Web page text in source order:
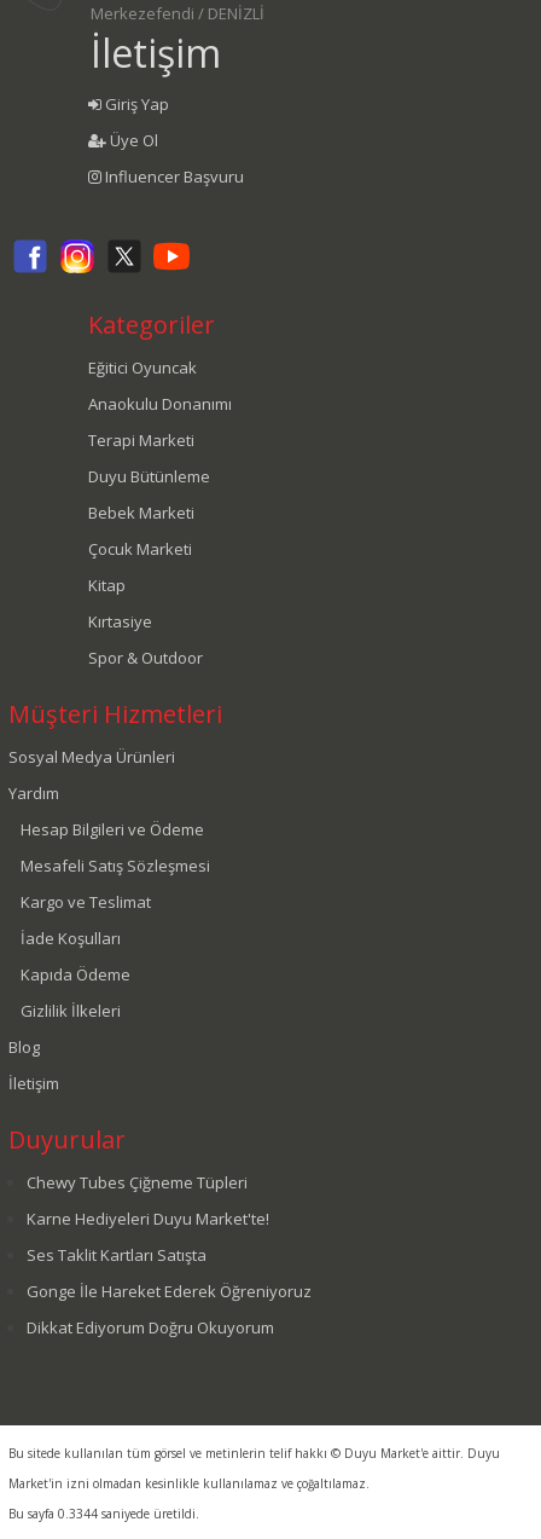
Merkezefendi / DENİZLİ
İletişim
Giriş Yap
Üye Ol
Influencer Başvuru
Kategoriler
Eğitici Oyuncak
Anaokulu Donanımı
Terapi Marketi
Duyu Bütünleme
Bebek Marketi
Çocuk Marketi
Kitap
Kırtasiye
Spor & Outdoor
Müşteri Hizmetleri
Sosyal Medya Ürünleri
Yardım
Hesap Bilgileri ve Ödeme
Mesafeli Satış Sözleşmesi
Kargo ve Teslimat
İade Koşulları
Kapıda Ödeme
Gizlilik İlkeleri
Blog
İletişim
Duyurular
Chewy Tubes Çiğneme Tüpleri
Karne Hediyeleri Duyu Market'te!
Ses Taklit Kartları Satışta
Gonge İle Hareket Ederek Öğreniyoruz
Dikkat Ediyorum Doğru Okuyorum
Bu sitede kullanılan tüm görsel ve metinlerin telif hakkı © Duyu Market'e aittir. Duyu
Market'in izni olmadan kesinlikle kullanılamaz ve çoğaltılamaz.
Bu sayfa 0.3344 saniyede üretildi.